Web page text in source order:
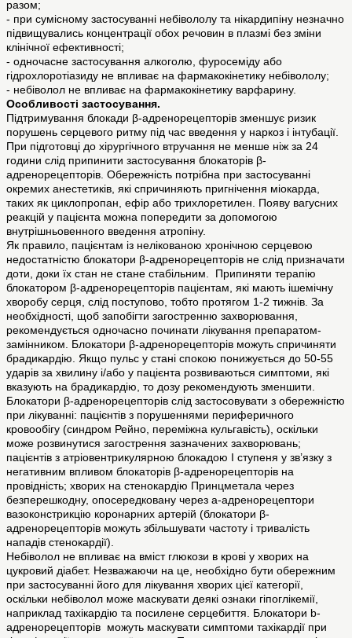
разом;
- при сумісному застосуванні небівололу та нікардипіну незначно
підвищувались концентрації обох речовин в плазмі без зміни
клінічної ефективності;
- одночасне застосування алкоголю, фуросеміду або
гідрохлоротіазиду не впливає на фармакокінетику небівололу;
- небіволол не впливає на фармакокінетику варфарину.
Особливості застосування.
Підтримування блокади β-адренорецепторів зменшує ризик
порушень серцевого ритму під час введення у наркоз і інтубації.
При підготовці до хірургічного втручання не менше ніж за 24
години слід припинити застосування блокаторів β-
адренорецепторів. Обережність потрібна при застосуванні
окремих анестетиків, які спричиняють пригнічення міокарда,
таких як циклопропан, ефір або трихлоретилен. Появу вагусних
реакцій у пацієнта можна попередити за допомогою
внутрішньовенного введення атропіну.
Як правило, пацієнтам із нелікованою хронічною серцевою
недостатністю блокатори β-адренорецепторів не слід призначати
доти, доки їх стан не стане стабільним. Припиняти терапію
блокатором β-адренорецепторів пацієнтам, які мають ішемічну
хворобу серця, слід поступово, тобто протягом 1-2 тижнів. За
необхідності, щоб запобігти загостренню захворювання,
рекомендується одночасно починати лікування препаратом-
замінником. Блокатори β-адренорецепторів можуть спричиняти
брадикардію. Якщо пульс у стані спокою понижується до 50-55
ударів за хвилину і/або у пацієнта розвиваються симптоми, які
вказують на брадикардію, то дозу рекомендують зменшити.
Блокатори β-адренорецепторів слід застосовувати з обережністю
при лікуванні: пацієнтів з порушеннями периферичного
кровообігу (синдром Рейно, переміжна кульгавість), оскільки
може розвинутися загострення зазначених захворювань;
пацієнтів з атріовентрикулярною блокадою І ступеня у зв’язку з
негативним впливом блокаторів β-адренорецепторів на
провідність; хворих на стенокардію Принцметала через
безперешкодну, опосередковану через a-адренорецептори
вазоконстрикцію коронарних артерій (блокатори β-
адренорецепторів можуть збільшувати частоту і тривалість
нападів стенокардії).
Небіволол не впливає на вміст глюкози в крові у хворих на
цукровий діабет. Незважаючи на це, необхідно бути обережним
при застосуванні його для лікування хворих цієї категорії,
оскільки небіволол може маскувати деякі ознаки гіпоглікемії,
наприклад тахікардію та посилене серцебиття. Блокатори b-
адренорецепторів можуть маскувати симптоми тахікардії при